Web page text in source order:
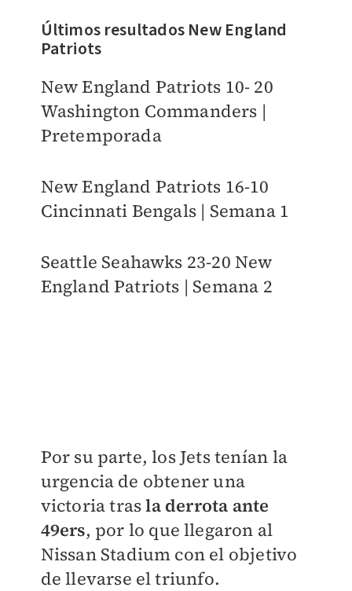
Últimos resultados New England
Patriots
New England Patriots 10- 20
Washington Commanders |
Pretemporada
New England Patriots 16-10
Cincinnati Bengals | Semana 1
Seattle Seahawks 23-20 New
England Patriots | Semana 2
Por su parte, los Jets tenían la
urgencia de obtener una
victoria trasla derrota ante
49ers, por lo que llegaron al
Nissan Stadium con el objetivo
de llevarse el triunfo.